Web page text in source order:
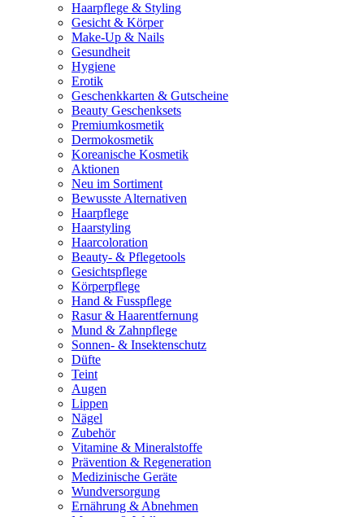
Haarpflege & Styling
Gesicht & Körper
Make-Up & Nails
Gesundheit
Hygiene
Erotik
Geschenkkarten & Gutscheine
Beauty Geschenksets
Premiumkosmetik
Dermokosmetik
Koreanische Kosmetik
Aktionen
Neu im Sortiment
Bewusste Alternativen
Haarpflege
Haarstyling
Haarcoloration
Beauty- & Pflegetools
Gesichtspflege
Körperpflege
Hand & Fusspflege
Rasur & Haarentfernung
Mund & Zahnpflege
Sonnen- & Insektenschutz
Düfte
Teint
Augen
Lippen
Nägel
Zubehör
Vitamine & Mineralstoffe
Prävention & Regeneration
Medizinische Geräte
Wundversorgung
Ernährung & Abnehmen